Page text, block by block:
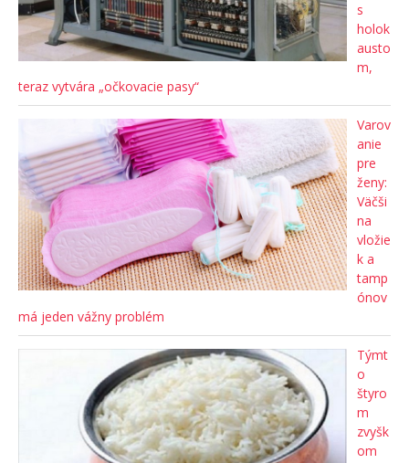
s
holok
austo
m,
teraz vytvára „očkovacie pasy“
Varov
anie
pre
ženy:
Väčši
na
vložie
k a
tamp
ónov
má jeden vážny problém
Týmt
o
štyro
m
zvyšk
om